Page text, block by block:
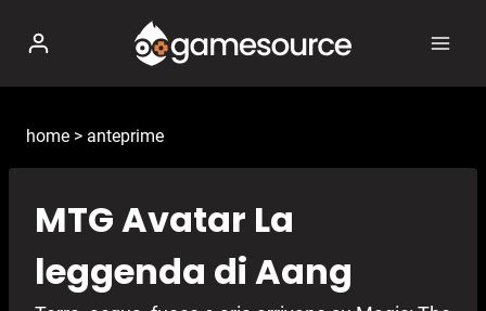
contenuto
home > anteprime
MTG Avatar La
leggenda di Aang